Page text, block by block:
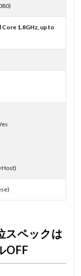
1.8GHz, up to
Host)
スペックは
OFF